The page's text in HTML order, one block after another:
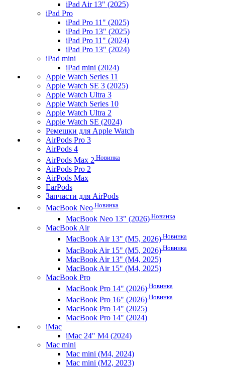
iPad Air 13" (2025)
iPad Pro
iPad Pro 11" (2025)
iPad Pro 13" (2025)
iPad Pro 11" (2024)
iPad Pro 13" (2024)
iPad mini
iPad mini (2024)
Apple Watch Series 11
Apple Watch SE 3 (2025)
Apple Watch Ultra 3
Apple Watch Series 10
Apple Watch Ultra 2
Apple Watch SE (2024)
Ремешки для Apple Watch
AirPods Pro 3
AirPods 4
AirPods Max 2 Новинка
AirPods Pro 2
AirPods Max
EarPods
Запчасти для AirPods
MacBook Neo Новинка
MacBook Neo 13" (2026) Новинка
MacBook Air
MacBook Air 13" (M5, 2026) Новинка
MacBook Air 15" (M5, 2026) Новинка
MacBook Air 13" (M4, 2025)
MacBook Air 15" (M4, 2025)
MacBook Pro
MacBook Pro 14" (2026) Новинка
MacBook Pro 16" (2026) Новинка
MacBook Pro 14" (2025)
MacBook Pro 14" (2024)
iMac
iMac 24" M4 (2024)
Mac mini
Mac mini (M4, 2024)
Mac mini (M2, 2023)